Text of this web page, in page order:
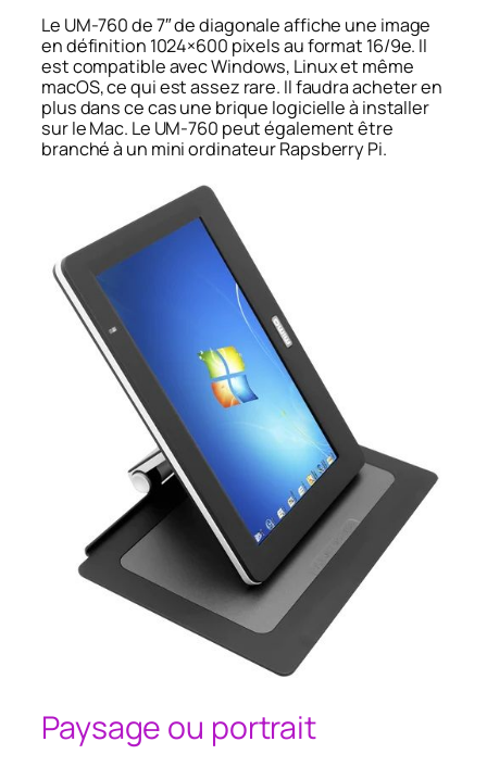
Le UM-760 de 7″ de diagonale affiche une image
en définition 1024×600 pixels au format 16/9e. Il
est compatible avec Windows, Linux et même
macOS, ce qui est assez rare. Il faudra acheter en
plus dans ce cas une brique logicielle à installer
sur le Mac. Le UM-760 peut également être
branché à un mini ordinateur Rapsberry Pi.
Paysage ou portrait